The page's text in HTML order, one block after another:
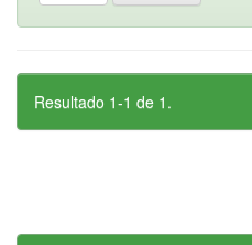
Resultado 1-1 de 1.